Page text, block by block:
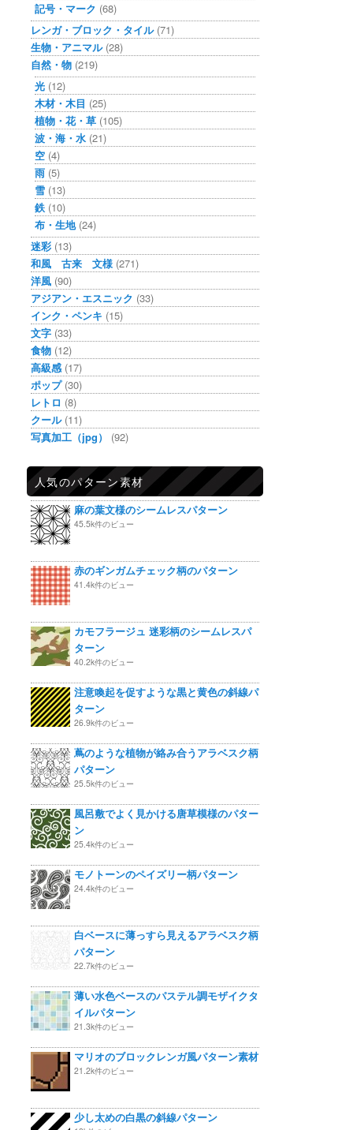
記号・マーク (68)
レンガ・ブロック・タイル(71)
生物・アニマル(28)
自然・物 (219)
光 (12)
木材・木目 (25)
植物・花・草 (105)
波・海・水 (21)
空 (4)
雨 (5)
雪 (13)
鉄 (10)
布・生地(24)
迷彩 (13)
和風 古来 文様 (271)
洋風 (90)
アジアン・エスニック (33)
インク・ペンキ (15)
文字 (33)
食物 (12)
高級感 (17)
ポップ(30)
レトロ (8)
クール(11)
写真加工（jpg）
(92)
人気のパターン素材
麻の葉文様のシームレスパターン
45.5k件のビュー
赤のギンガムチェック柄のパターン
41.4k件のビュー
カモフラージュ 迷彩柄のシームレスパ
ターン
40.2k件のビュー
注意喚起を促すような黒と黄色の斜線パ
ターン
26.9k件のビュー
蔦のような植物が絡み合うアラベスク柄
パターン
25.5k件のビュー
風呂敷でよく見かける唐草模様のパター
ン
25.4k件のビュー
モノトーンのペイズリー柄パターン
24.4k件のビュー
白ベースに薄っすら見えるアラベスク柄
パターン
22.7k件のビュー
薄い水色ベースのパステル調モザイクタ
イルパターン
21.3k件のビュー
マリオのブロックレンガ風パターン素材
21.2k件のビュー
少し太めの白黒の斜線パターン